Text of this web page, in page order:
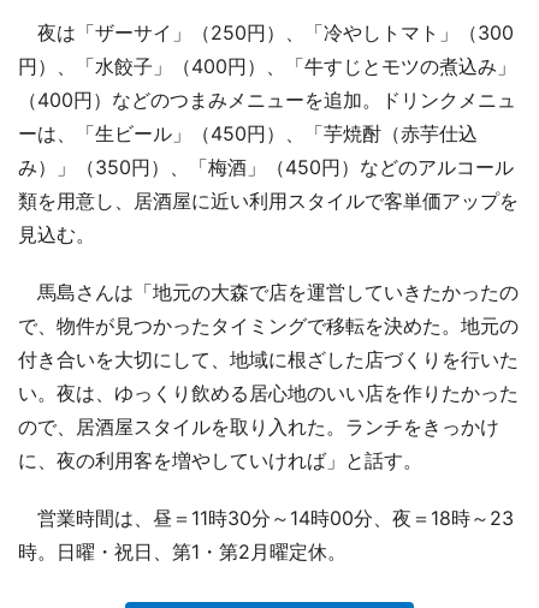
夜は「ザーサイ」（250円）、「冷やしトマト」（300
円）、「水餃子」（400円）、「牛すじとモツの煮込み」
（400円）などのつまみメニューを追加。ドリンクメニュ
ーは、「生ビール」（450円）、「芋焼酎（赤芋仕込
み）」（350円）、「梅酒」（450円）などのアルコール
類を用意し、居酒屋に近い利用スタイルで客単価アップを
見込む。
馬島さんは「地元の大森で店を運営していきたかったの
で、物件が見つかったタイミングで移転を決めた。地元の
付き合いを大切にして、地域に根ざした店づくりを行いた
い。夜は、ゆっくり飲める居心地のいい店を作りたかった
ので、居酒屋スタイルを取り入れた。ランチをきっかけ
に、夜の利用客を増やしていければ」と話す。
営業時間は、昼＝11時30分～14時00分、夜＝18時～23
時。日曜・祝日、第1・第2月曜定休。